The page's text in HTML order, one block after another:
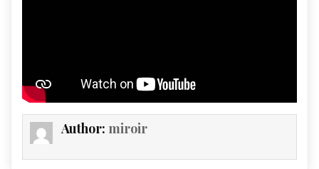
Author: miroir